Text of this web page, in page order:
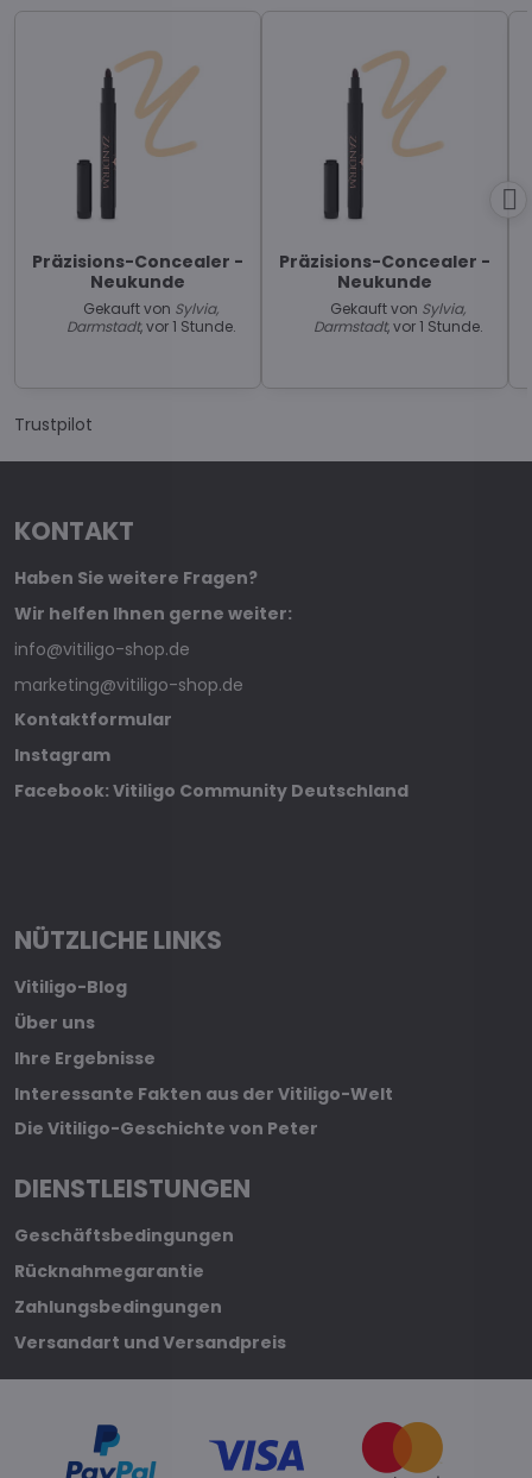
Präzisions-Concealer -
Neukunde
Gekauft von Sylvia,
Darmstadt, vor 1 Stunde.
Präzisions-Concealer -
Neukunde
Gekauft von Sylvia,
Darmstadt, vor 1 Stunde.
Trustpilot
KONTAKT
Haben Sie weitere Fragen?
Wir helfen Ihnen gerne weiter:
info@vitiligo-shop.de
marketing@vitiligo-shop.de
Kontaktformular
Instagram
Facebook: Vitiligo Community Deutschland
NÜTZLICHE LINKS
Vitiligo-Blog
Über uns
Ihre Ergebnisse
Interessante Fakten aus der Vitiligo-Welt
Die Vitiligo-Geschichte von Peter
DIENSTLEISTUNGEN
Geschäftsbedingungen
Rücknahmegarantie
Zahlungsbedingungen
Versandart und Versandpreis